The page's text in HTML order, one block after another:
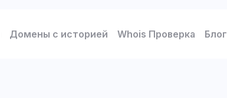
Домены с историей Whois Проверка Блог